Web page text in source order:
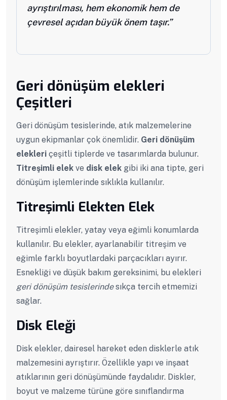
ayrıştırılması, hem ekonomik hem de
çevresel açıdan büyük önem taşır.”
Geri dönüşüm elekleri
Çeşitleri
Geri dönüşüm tesislerinde, atık malzemelerine
uygun ekipmanlar çok önemlidir. Geri dönüşüm
elekleri çeşitli tiplerde ve tasarımlarda bulunur.
Titreşimli elek ve disk elek gibi iki ana tipte, geri
dönüşüm işlemlerinde sıklıkla kullanılır.
Titreşimli Elekten Elek
Titreşimli elekler, yatay veya eğimli konumlarda
kullanılır. Bu elekler, ayarlanabilir titreşim ve
eğimle farklı boyutlardaki parçacıkları ayırır.
Esnekliği ve düşük bakım gereksinimi, bu elekleri
geri dönüşüm tesislerindesıkça tercih etmemizi
sağlar.
Disk Eleği
Disk elekler, dairesel hareket eden disklerle atık
malzemesini ayrıştırır. Özellikle yapı ve inşaat
atıklarının geri dönüşümünde faydalıdır. Diskler,
boyut ve malzeme türüne göre sınıflandırma